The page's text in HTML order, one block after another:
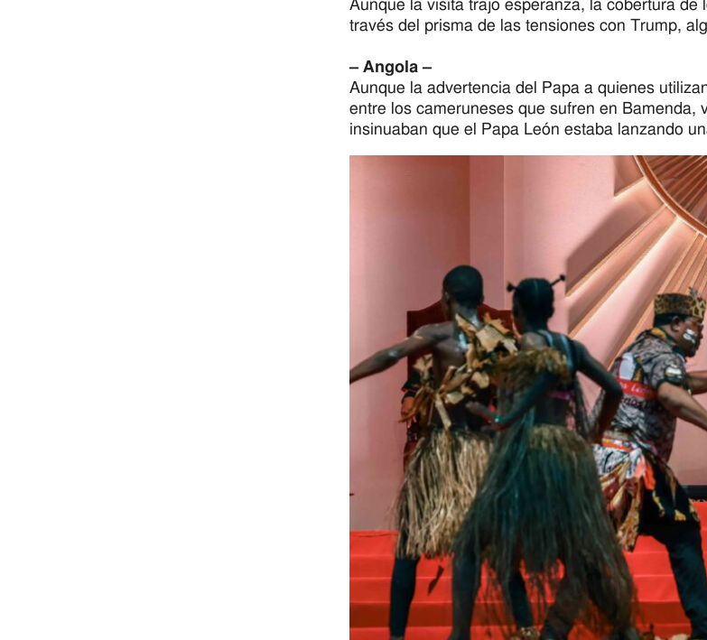
Aunque la visita trajo esperanza, la cobertura
través del prisma de las tensiones con Trump,
– Angola –
Aunque la advertencia del Papa a quienes
entre los cameruneses que sufren en Bamenda,
insinuaban que el Papa León estaba lanzando